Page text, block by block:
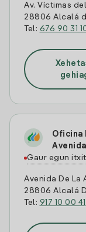
Av. Víctimas
28806 Alcalá
Tel: 676 90 31
Oficina
Gaur egun
Avenida De La
28806 Alcalá
Tel: 917 10 00 41